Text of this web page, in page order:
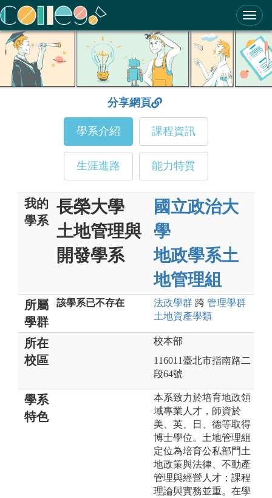
ColleGo! 大學選才與高中育才輔助系統
分享網頁
學系介紹 課程資訊
生涯進路 能力特質
我的
學系
長榮大學
土地管理與
開發學系
國立政治大
學
地政學系土
地管理組
所屬
學群
該學系已不存在 法政學群 跨 管理學群
土地資產學類
所在
校區
校本部
116011臺北市指南路二
段64號
學系
特色
本系致力於培育地政領
域專業人才，師資於
美、英、日、德等取得
博士學位。土地管理組
定位為培育公私部門土
地政策與法律、不動產
管理與經營人才；課程
理論與實務並重。在學